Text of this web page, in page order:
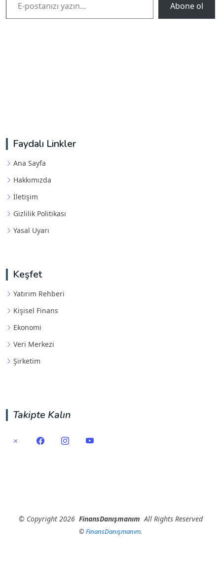
Abone ol
Faydalı Linkler
Ana Sayfa
Hakkımızda
İletişim
Gizlilik Politikası
Yasal Uyarı
Keşfet
Yatırım Rehberi
Kişisel Finans
Ekonomi
Veri Merkezi
Şirketim
Takipte Kalın
© Copyright2026 FinansDanışmanım All Rights Reserved
©FinansDanışmanım.